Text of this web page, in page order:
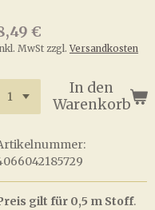
€
MwSt zzgl.Versandkosten
In den
Warenkorb
gilt für 0,5 m Stoff.